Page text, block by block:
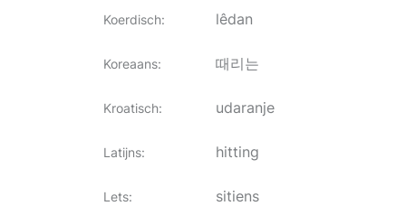
Koerdisch: lêdan
Koreaans: 때리는
Kroatisch: udaranje
Latijns: hitting
Lets: sitiens